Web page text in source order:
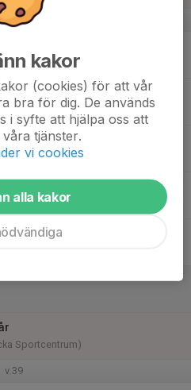
v.38
Sportcentrum)
Sportcentrum)
v.39
kakor
(cookies) för att vår
bra för dig. De används
i syfte att hjälpa oss att
tjänster.
vi cookies
alla kakor